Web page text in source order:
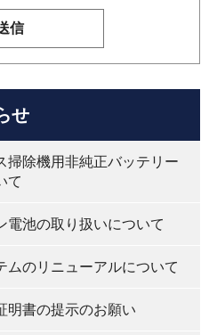
せ
掃除機用非純正バッテリー
て
電池の取り扱いについて
ムのリニューアルについて
明書の提示のお願い